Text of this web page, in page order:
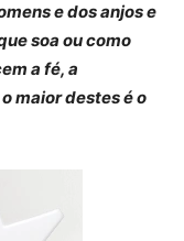
e dos anjos e
soa ou como
a fé, a
maior destes é o